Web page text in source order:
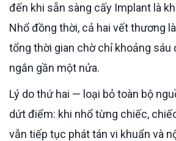
đến khi sẵn sàng cấy Implant là
Nhổ đồng thời, cả hai vết thương
tổng thời gian chờ chỉ khoảng sáu
ngắn gần một nửa.
Lý do thứ hai — loại bỏ toàn bộ nguồn viêm một lần
dứt điểm: khi nhổ từng chiếc,
vẫn tiếp tục phát tán vi khuẩn và